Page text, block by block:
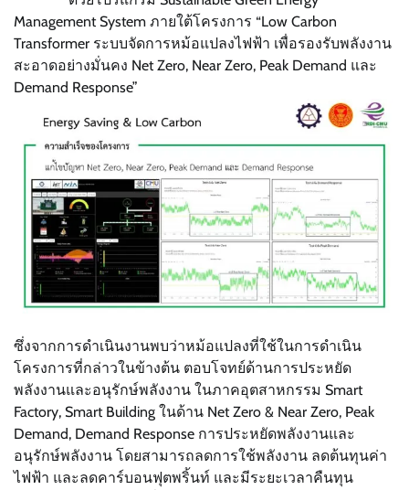
Management System ภายใต้โครงการ “Low Carbon
Transformer ระบบจัดการหม้อแปลงไฟฟ้า เพื่อรองรับพลังงาน
สะอาดอย่างมั่นคง Net Zero, Near Zero, Peak Demand และ
Demand Response”
ซึ่งจากการดำเนินงานพบว่าหม้อแปลงที่ใช้ในการดำเนิน
โครงการที่กล่าวในข้างต้น ตอบโจทย์ด้านการประหยัด
พลังงานและอนุรักษ์พลังงาน ในภาคอุตสาหกรรม Smart
Factory, Smart Building ในด้าน Net Zero & Near Zero, Peak
Demand, Demand Response การประหยัดพลังงานและ
อนุรักษ์พลังงาน โดยสามารถลดการใช้พลังงาน ลดต้นทุนค่า
ไฟฟ้า และลดคาร์บอนฟุตพริ้นท์ และมีระยะเวลาคืนทุน